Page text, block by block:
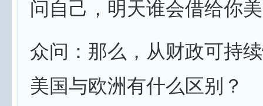
问自己，明天谁会借给你
众问：那么，从财政可持
美国与欧洲有什么区别？